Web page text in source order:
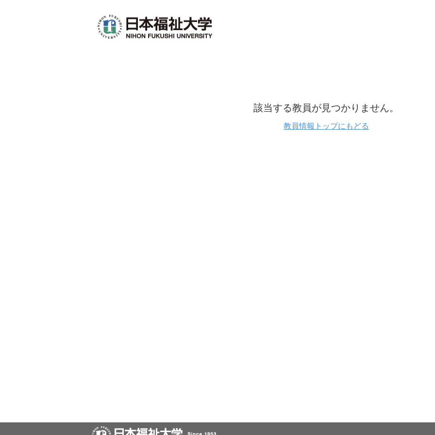
該当する教員が見つかりません。
教員情報トップにもどる